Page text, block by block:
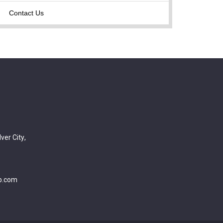
Contact Us
City,